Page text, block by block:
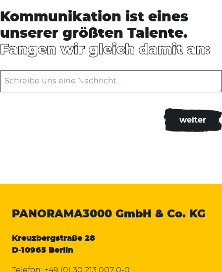
Kommunikation ist eines
unserer größten Talente.
Fangen wir gleich damit an:
PANORAMA3000 GmbH & Co. KG
Kreuzbergstraße 28
D-10965 Berlin
Telefon: +49 (0) 30 213 007 0-0